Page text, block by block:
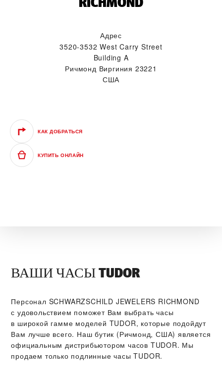
Адрес
3520-3532 West Carry Street
Building A
Ричмонд Виргиния 23221
США
КАК ДОБРАТЬСЯ
КУПИТЬ ОНЛАЙН
ВАШИ ЧАСЫ TUDOR
Персонал ‭SCHWARZSCHILD JEWELERS RICHMOND‬
с удовольствием поможет Вам выбрать часы
в широкой гамме моделей TUDOR, которые подойдут
Вам лучше всего. Наш бутик (Ричмонд, США) является
официальным дистрибьютором часов TUDOR. Мы
продаем только подлинные часы TUDOR.